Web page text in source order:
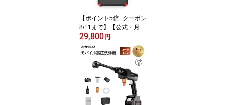
【ポイント5倍+クーポン
8/11まで】【公式・月間
優良ショップ受賞】 M-W
ORKS ポータブル電源 ソ
ーラーパネル セット 大
容量 24000mAh 80Wh
家庭用 蓄電池 非常用電
源 太陽光発電 ソーラー
充電器 防災対策 セット
停電 災害 キャンプ アウ
29,800円